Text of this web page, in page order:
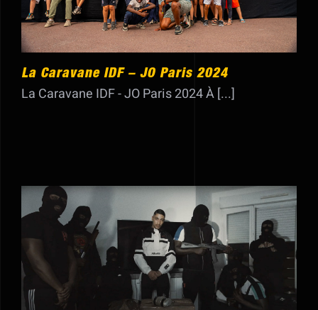
Showreel
La Caravane IDF – JO Paris 2024
La Caravane IDF - JO Paris 2024 À [...]
Maes – Dragovic